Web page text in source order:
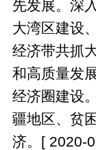
先发展。深
大湾区建设
经济带共抓
和高质量发
经济圈建设
疆地区、贫
济。[ 2020-